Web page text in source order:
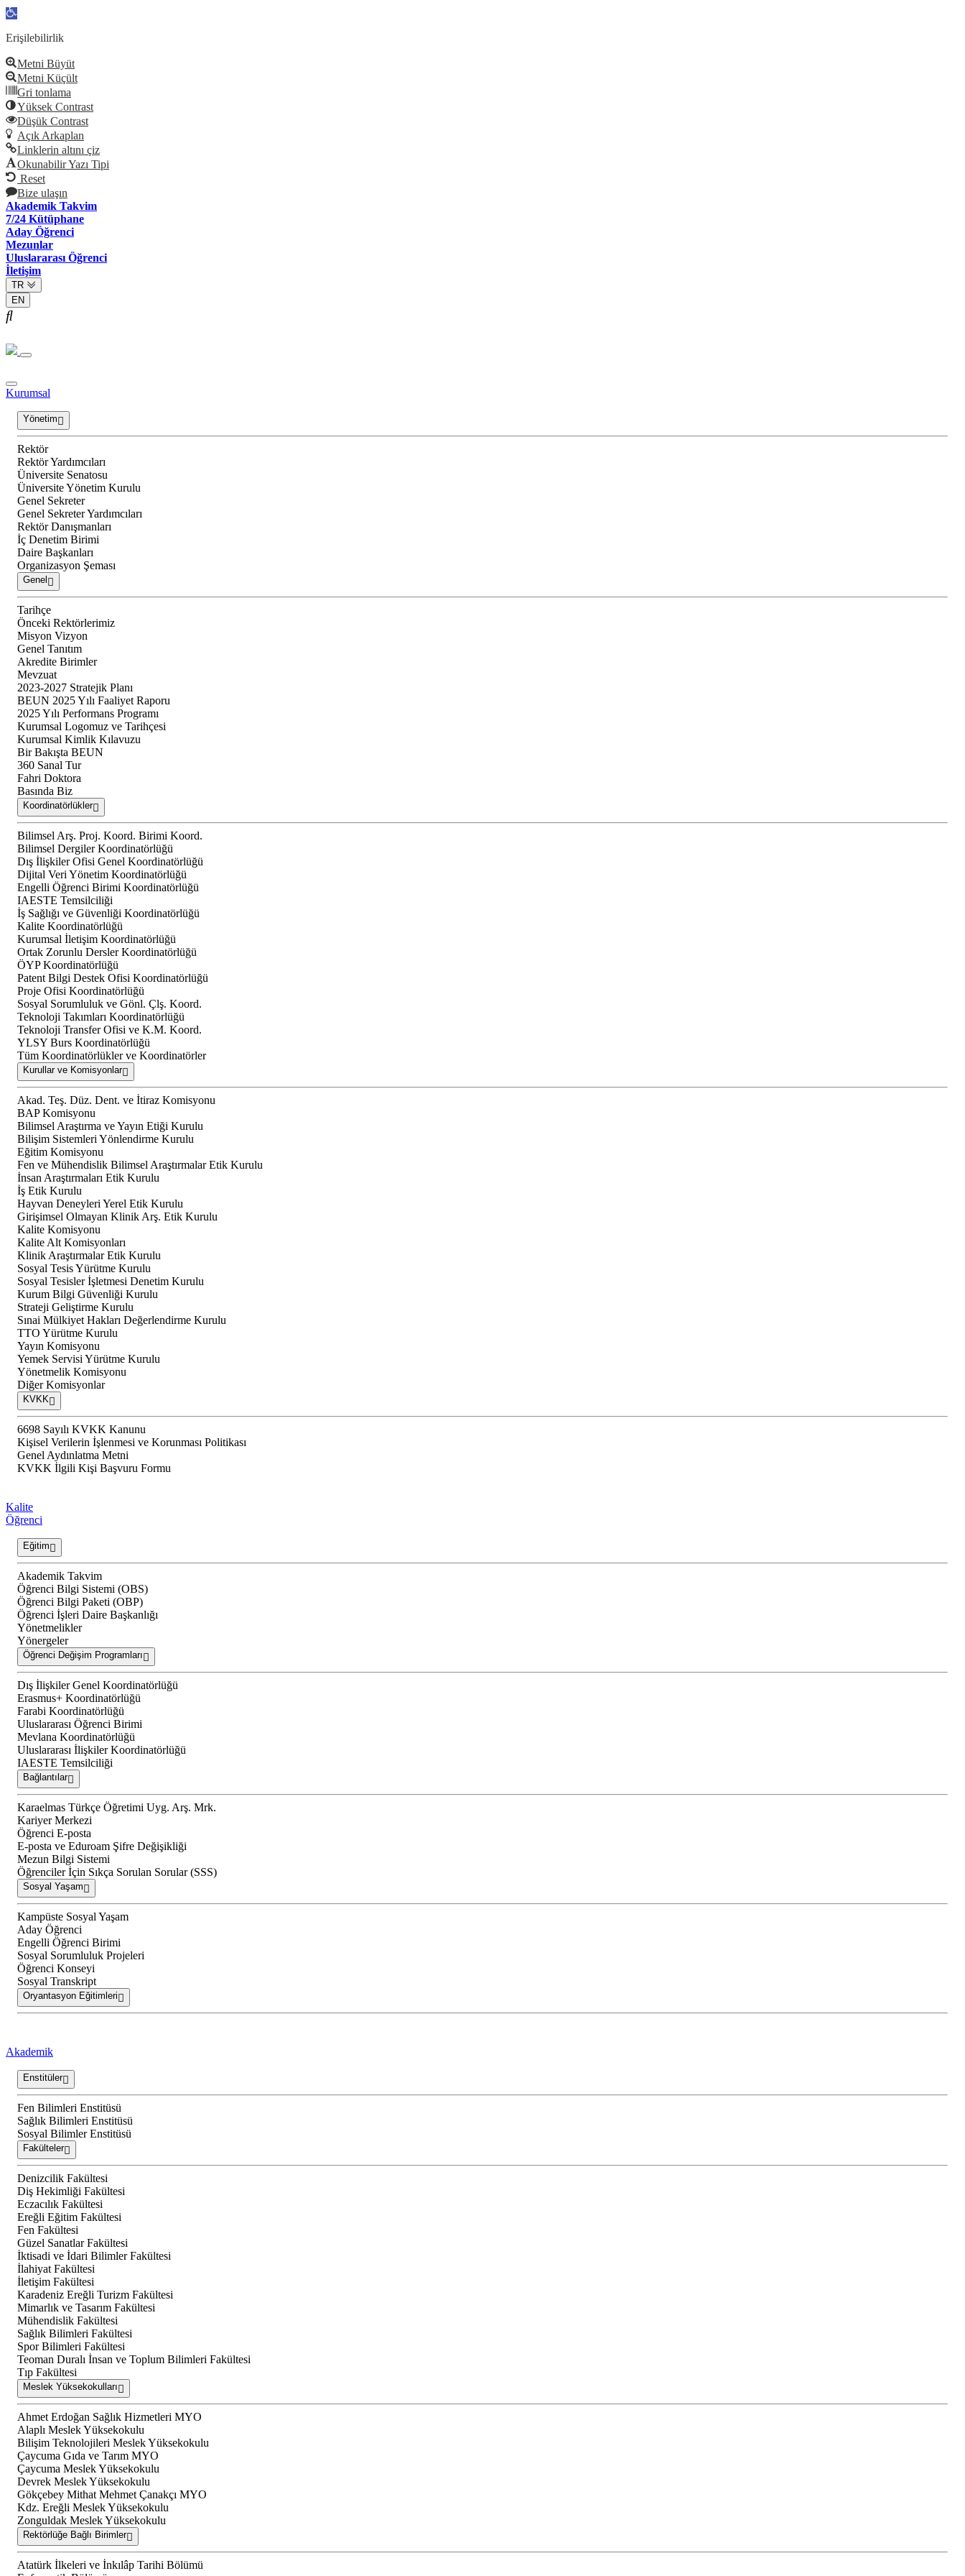
Open
Erişilebilirlik
Metni Büyüt
Metni Küçült
Gri tonlama
Yüksek Contrast
Düşük Contrast
Açık Arkaplan
Linklerin altını çiz
Okunabilir Yazı Tipi
Reset
Bize ulaşın
Akademik Takvim
7/24 Kütüphane
Aday Öğrenci
Mezunlar
Uluslararası Öğrenci
İletişim
TR
EN
Kurumsal
Yönetim
Rektör
Rektör Yardımcıları
Üniversite Senatosu
Üniversite Yönetim Kurulu
Genel Sekreter
Genel Sekreter Yardımcıları
Rektör Danışmanları
İç Denetim Birimi
Daire Başkanları
Organizasyon Şeması
Genel
Tarihçe
Önceki Rektörlerimiz
Misyon Vizyon
Genel Tanıtım
Akredite Birimler
Mevzuat
2023-2027 Stratejik Planı
BEUN 2025 Yılı Faaliyet Raporu
2025 Yılı Performans Programı
Kurumsal Logomuz ve Tarihçesi
Kurumsal Kimlik Kılavuzu
Bir Bakışta BEUN
360 Sanal Tur
Fahri Doktora
Basında Biz
Koordinatörlükler
Bilimsel Arş. Proj. Koord. Birimi Koord.
Bilimsel Dergiler Koordinatörlüğü
Dış İlişkiler Ofisi Genel Koordinatörlüğü
Dijital Veri Yönetim Koordinatörlüğü
Engelli Öğrenci Birimi Koordinatörlüğü
IAESTE Temsilciliği
İş Sağlığı ve Güvenliği Koordinatörlüğü
Kalite Koordinatörlüğü
Kurumsal İletişim Koordinatörlüğü
Ortak Zorunlu Dersler Koordinatörlüğü
ÖYP Koordinatörlüğü
Patent Bilgi Destek Ofisi Koordinatörlüğü
Proje Ofisi Koordinatörlüğü
Sosyal Sorumluluk ve Gönl. Çlş. Koord.
Teknoloji Takımları Koordinatörlüğü
Teknoloji Transfer Ofisi ve K.M. Koord.
YLSY Burs Koordinatörlüğü
Tüm Koordinatörlükler ve Koordinatörler
Kurullar ve Komisyonlar
Akad. Teş. Düz. Dent. ve İtiraz Komisyonu
BAP Komisyonu
Bilimsel Araştırma ve Yayın Etiği Kurulu
Bilişim Sistemleri Yönlendirme Kurulu
Eğitim Komisyonu
Fen ve Mühendislik Bilimsel Araştırmalar Etik Kurulu
İnsan Araştırmaları Etik Kurulu
İş Etik Kurulu
Hayvan Deneyleri Yerel Etik Kurulu
Girişimsel Olmayan Klinik Arş. Etik Kurulu
Kalite Komisyonu
Kalite Alt Komisyonları
Klinik Araştırmalar Etik Kurulu
Sosyal Tesis Yürütme Kurulu
Sosyal Tesisler İşletmesi Denetim Kurulu
Kurum Bilgi Güvenliği Kurulu
Strateji Geliştirme Kurulu
Sınai Mülkiyet Hakları Değerlendirme Kurulu
TTO Yürütme Kurulu
Yayın Komisyonu
Yemek Servisi Yürütme Kurulu
Yönetmelik Komisyonu
Diğer Komisyonlar
KVKK
6698 Sayılı KVKK Kanunu
Kişisel Verilerin İşlenmesi ve Korunması Politikası
Genel Aydınlatma Metni
KVKK İlgili Kişi Başvuru Formu
Kalite
Öğrenci
Eğitim
Akademik Takvim
Öğrenci Bilgi Sistemi (OBS)
Öğrenci Bilgi Paketi (OBP)
Öğrenci İşleri Daire Başkanlığı
Yönetmelikler
Yönergeler
Öğrenci Değişim Programları
Dış İlişkiler Genel Koordinatörlüğü
Erasmus+ Koordinatörlüğü
Farabi Koordinatörlüğü
Uluslararası Öğrenci Birimi
Mevlana Koordinatörlüğü
Uluslararası İlişkiler Koordinatörlüğü
IAESTE Temsilciliği
Bağlantılar
Karaelmas Türkçe Öğretimi Uyg. Arş. Mrk.
Kariyer Merkezi
Öğrenci E-posta
E-posta ve Eduroam Şifre Değişikliği
Mezun Bilgi Sistemi
Öğrenciler İçin Sıkça Sorulan Sorular (SSS)
Sosyal Yaşam
Kampüste Sosyal Yaşam
Aday Öğrenci
Engelli Öğrenci Birimi
Sosyal Sorumluluk Projeleri
Öğrenci Konseyi
Sosyal Transkript
Oryantasyon Eğitimleri
Akademik
Enstitüler
Fen Bilimleri Enstitüsü
Sağlık Bilimleri Enstitüsü
Sosyal Bilimler Enstitüsü
Fakülteler
Denizcilik Fakültesi
Diş Hekimliği Fakültesi
Eczacılık Fakültesi
Ereğli Eğitim Fakültesi
Fen Fakültesi
Güzel Sanatlar Fakültesi
İktisadi ve İdari Bilimler Fakültesi
İlahiyat Fakültesi
İletişim Fakültesi
Karadeniz Ereğli Turizm Fakültesi
Mimarlık ve Tasarım Fakültesi
Mühendislik Fakültesi
Sağlık Bilimleri Fakültesi
Spor Bilimleri Fakültesi
Teoman Duralı İnsan ve Toplum Bilimleri Fakültesi
Tıp Fakültesi
Meslek Yüksekokulları
Ahmet Erdoğan Sağlık Hizmetleri MYO
Alaplı Meslek Yüksekokulu
Bilişim Teknolojileri Meslek Yüksekokulu
Çaycuma Gıda ve Tarım MYO
Çaycuma Meslek Yüksekokulu
Devrek Meslek Yüksekokulu
Gökçebey Mithat Mehmet Çanakçı MYO
Kdz. Ereğli Meslek Yüksekokulu
Zonguldak Meslek Yüksekokulu
Rektörlüğe Bağlı Birimler
Atatürk İlkeleri ve İnkılâp Tarihi Bölümü